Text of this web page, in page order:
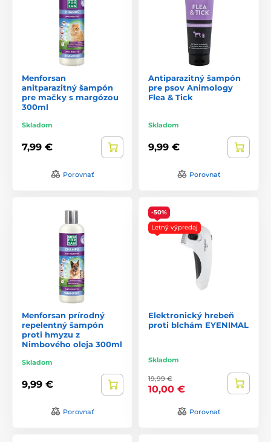
Menforsan
anitparazitný šampón
pre mačky s margózou
300ml
Skladom
7,99 €
Porovnať
Antiparazitný šampón
pre psov Animology
Flea & Tick
Skladom
9,99 €
Porovnať
Menforsan prírodný
repelentný šampón
proti hmyzu z
Nimbového oleja 300ml
Skladom
9,99 €
Porovnať
-50%
Letný výpredaj
Elektronický hrebeň
proti blchám EYENIMAL
Skladom
19,99 €
10,00 €
Porovnať